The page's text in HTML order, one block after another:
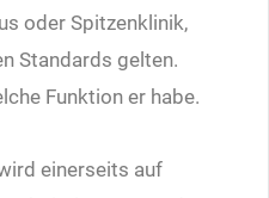
oder Spitzenklinik,
Standards gelten.
Funktion er habe.
einerseits auf